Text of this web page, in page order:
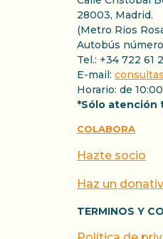
28003, Madrid.
(Metro Rios
Autobús
Tel.: +34 722 61
E-mail:
Horario: de
*Sólo atención
COLABORA
Hazte socio
Haz un
TERMINOS Y